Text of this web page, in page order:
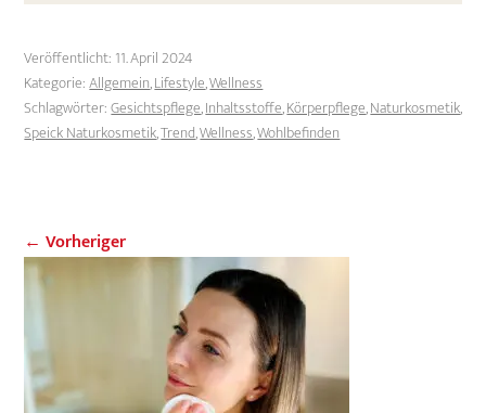
Veröffentlicht: 11. April 2024
Kategorie:Allgemein,Lifestyle,Wellness
Schlagwörter:Gesichtspflege,Inhaltsstoffe,Körperpflege,Naturkosmetik,
Speick Naturkosmetik,Trend,Wellness,Wohlbefinden
← Vorheriger